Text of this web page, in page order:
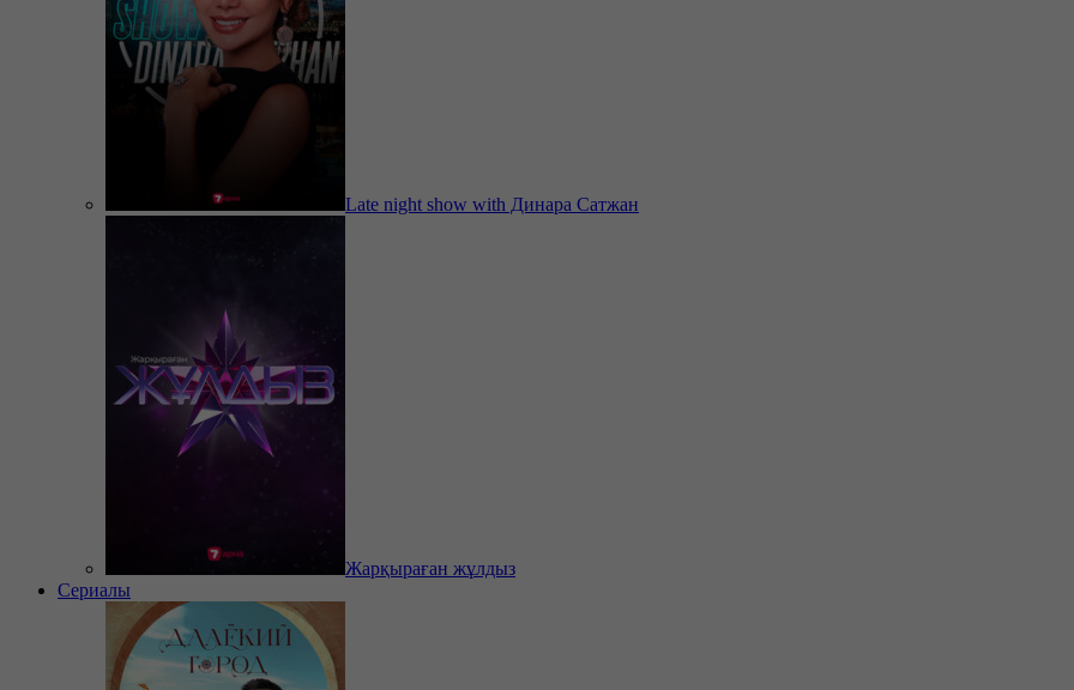
Late night show with Динара Сатжан
Жарқыраған жұлдыз
Сериалы